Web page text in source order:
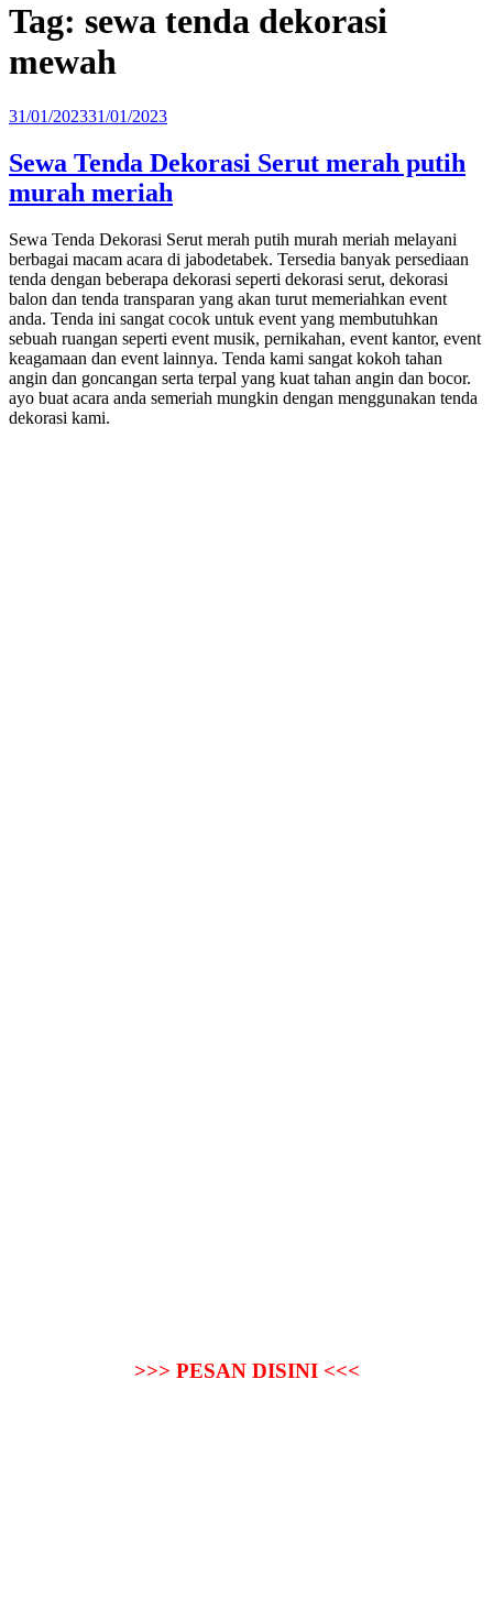
Tag: sewa tenda dekorasi
mewah
Diposkan
31/01/202331/01/2023
Sewa Tenda Dekorasi Serut merah putih
murah meriah
Sewa Tenda Dekorasi Serut merah putih murah meriah melayani
berbagai macam acara di jabodetabek. Tersedia banyak persediaan
tenda dengan beberapa dekorasi seperti dekorasi serut, dekorasi
balon dan tenda transparan yang akan turut memeriahkan event
anda. Tenda ini sangat cocok untuk event yang membutuhkan
sebuah ruangan seperti event musik, pernikahan, event kantor, event
keagamaan dan event lainnya. Tenda kami sangat kokoh tahan
angin dan goncangan serta terpal yang kuat tahan angin dan bocor.
ayo buat acara anda semeriah mungkin dengan menggunakan tenda
dekorasi kami.
>>> PESAN DISINI <<<